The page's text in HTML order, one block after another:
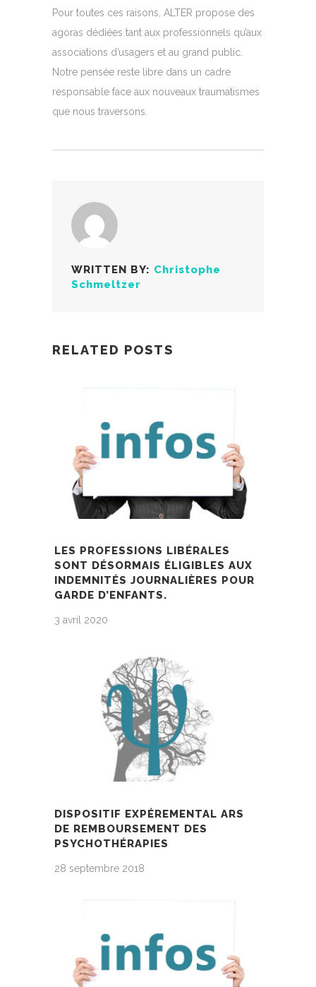
Pour toutes ces raisons, ALTER propose des
agoras dédiées tant aux professionnels qu’aux
associations d’usagers et au grand public.
Notre pensée reste libre dans un cadre
responsable face aux nouveaux traumatismes
que nous traversons.
WRITTEN BY: Christophe
Schmeltzer
RELATED POSTS
LES PROFESSIONS LIBÉRALES
SONT DÉSORMAIS ÉLIGIBLES AUX
INDEMNITÉS JOURNALIÈRES POUR
GARDE D’ENFANTS.
3 avril 2020
DISPOSITIF EXPÉREMENTAL ARS
DE REMBOURSEMENT DES
PSYCHOTHÉRAPIES
28 septembre 2018